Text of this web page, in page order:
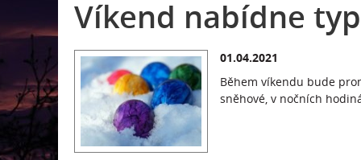
Víkend nabídne
01.04.2021
Během víkendu bude
sněhové, v nočních